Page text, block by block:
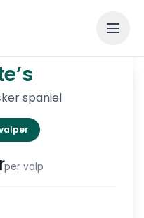
1/6
spaniel
per valp